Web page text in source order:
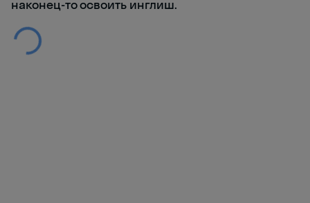
наконец-то освоить инглиш.